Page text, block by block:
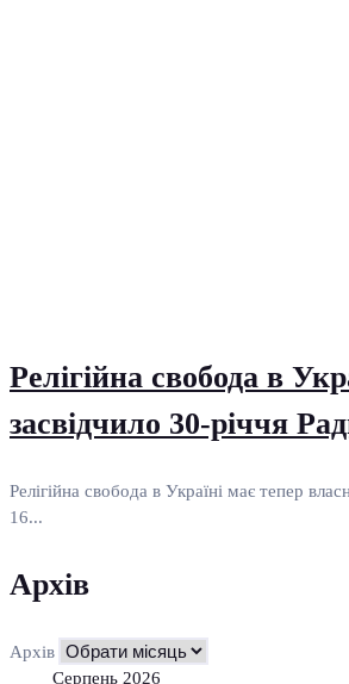
Релігійна свобода в
засвідчило 30-річчя
Релігійна свобода в Україні має тепер
16...
Архів
Архів
Серпень 2026